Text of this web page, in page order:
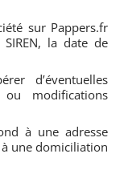
sur Pappers.fr
la date de
d’éventuelles
ou modifications
à une adresse
une domiciliation